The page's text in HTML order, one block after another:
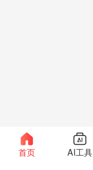
首页 AI工具